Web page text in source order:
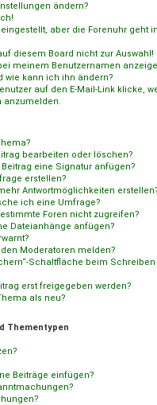
ändern?
aber die Forenuhr geht
diesem Board nicht zur Auswahl!
meinem Benutzernamen
wie kann ich ihn ändern?
auf den E-Mail-Link klicke,
anzumelden.
bearbeiten oder löschen?
eine Signatur anfügen?
erstellen?
Antwortmöglichkeiten
ich eine Umfrage?
Foren nicht zugreifen?
Dateianhänge anfügen?
Moderatoren melden?
Schaltfläche beim
erst freigegeben werden?
als neu?
Thementypen
Beiträge einfügen?